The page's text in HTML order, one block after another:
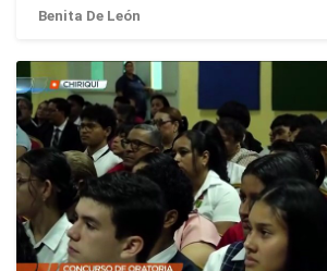
Benita De León